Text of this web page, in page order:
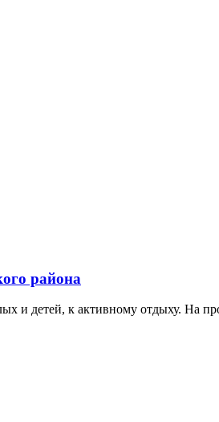
района
и детей, к активному отдыху. На